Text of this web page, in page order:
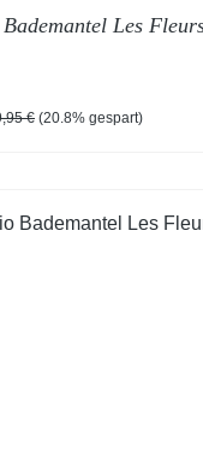
Les
Preis:
€ (20.8% gespart)